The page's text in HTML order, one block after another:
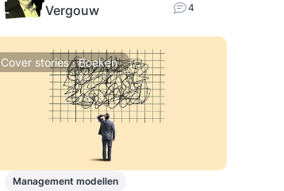
Vergouw
4
Cover stories · Boeken
Management modellen